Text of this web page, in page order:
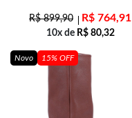
R$899,90 R$ 764,91
10x de R$80,32
Novo 15% OFF